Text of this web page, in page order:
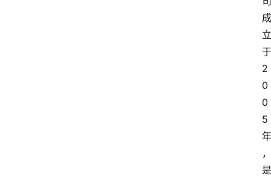
成
立
于
2
0
0
5
年
，
是